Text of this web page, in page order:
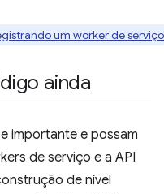
um worker de serviço
ainda
importante e possam
de serviço e a API
de nível